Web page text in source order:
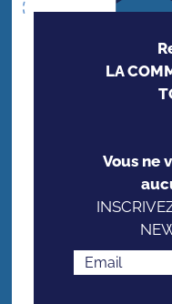
LA
Vous ne